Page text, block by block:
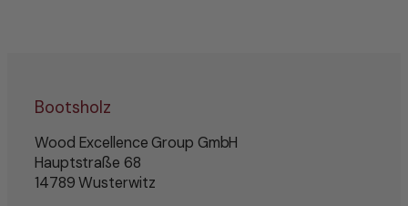
Bootsholz
Wood Excellence Group GmbH
Hauptstraße 68
14789 Wusterwitz